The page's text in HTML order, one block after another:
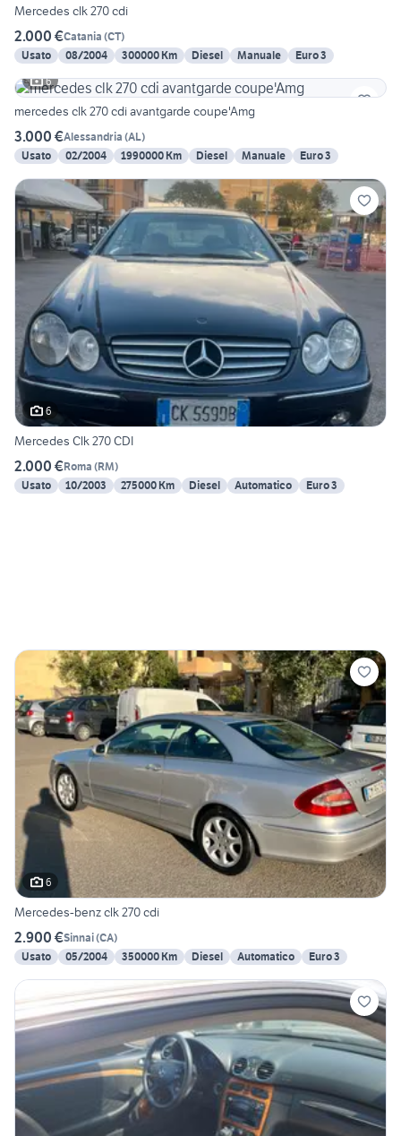
Mercedes clk 270 cdi
2.000 €Catania (CT)
Usato
08/2004 300000 Km Diesel Manuale
Euro 3
6
mercedes clk 270 cdi avantgarde coupe'Amg
3.000 €Alessandria (AL)
Usato
02/2004 1990000 Km Diesel Manuale Euro 3
6
Mercedes Clk 270 CDI
2.000 €Roma (RM)
Usato
10/2003 275000 Km Diesel Automatico Euro 3
6
Mercedes-benz clk 270 cdi
2.900 €Sinnai(CA)
Usato
05/2004 350000 Km Diesel Automatico Euro 3